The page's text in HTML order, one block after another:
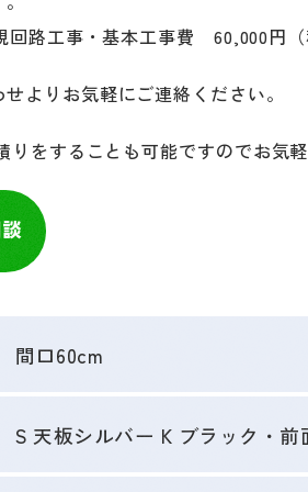
路工事・基本工事費 60,000円（
よりお気軽にご連絡ください。
をすることも可能ですのでお気
間口60cm
S 天板シルバー K ブラック・